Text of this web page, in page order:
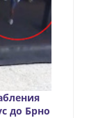
до Брно